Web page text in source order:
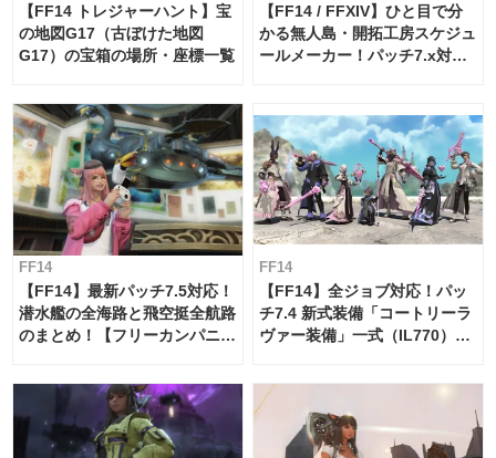
【FF14 トレジャーハント】宝
の地図G17（古ぼけた地図
G17）の宝箱の場所・座標一覧
【FF14 / FFXIV】ひと目で分
かる無人島・開拓工房スケジュ
ールメーカー！パッチ7.x対応
FF14
【FF14】最新パッチ7.5対応！
潜水艦の全海路と飛空挺全航路
のまとめ！【フリーカンパニ
FF14
【FF14】全ジョブ対応！パッ
チ7.4 新式装備「コートリーラ
ヴァー装備」一式（IL770）の